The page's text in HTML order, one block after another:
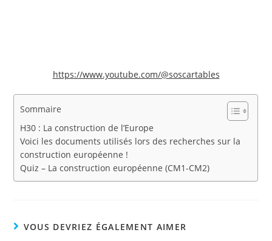
https://www.youtube.com/@soscartables
Sommaire
H30 : La construction de l’Europe
Voici les documents utilisés lors des recherches sur la
construction européenne !
Quiz – La construction européenne (CM1-CM2)
VOUS DEVRIEZ ÉGALEMENT AIMER